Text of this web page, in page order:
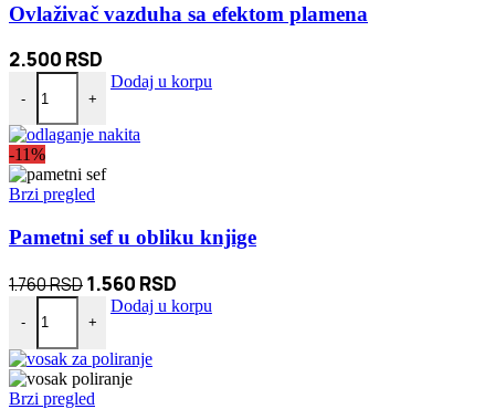
Ovlaživač vazduha sa efektom plamena
2.500 RSD
-
Ovlaživač vazduha sa efektom plamena količina
+
Dodaj u korpu
-11%
Brzi pregled
Pametni sef u obliku knjige
1.760RSDOriginalna
cena
je
bila:
1.760 RSD.
1.560 RSD
cena
-
Pametni sef u obliku knjige količina
+
Dodaj u korpu
Brzi pregled